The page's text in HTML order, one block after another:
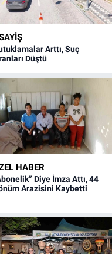
Arttı, Suç
Düştü
HABER
Diye İmza Attı, 44
Arazisini Kaybetti